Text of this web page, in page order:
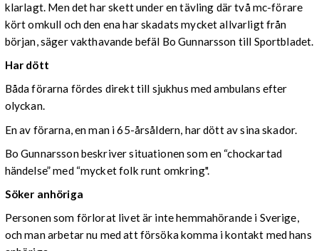
klarlagt. Men det har skett under en tävling där två mc-förare
kört omkull och den ena har skadats mycket allvarligt från
början, säger vakthavande befäl Bo Gunnarsson till Sportbladet.
Har dött
Båda förarna fördes direkt till sjukhus med ambulans efter
olyckan.
En av förarna, en man i 65-årsåldern, har dött av sina skador.
Bo Gunnarsson beskriver situationen som en “chockartad
händelse” med “mycket folk runt omkring".
Söker anhöriga
Personen som förlorat livet är inte hemmahörande i Sverige,
och man arbetar nu med att försöka komma i kontakt med hans